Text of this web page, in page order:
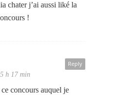
chater j’ai aussi liké la
!
Reply
h 17 min
concours auquel je